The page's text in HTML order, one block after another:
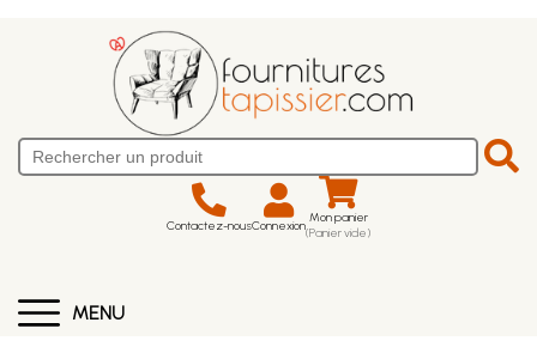
Contactez-nousConnexion Mon panier
(Panier vide)
MENU